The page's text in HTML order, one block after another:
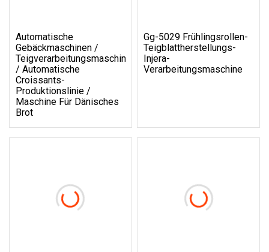
Automatische
Gebäckmaschinen /
Teigverarbeitungsmaschine
/ Automatische
Croissants-
Produktionslinie /
Maschine Für Dänisches
Brot
Gg-5029 Frühlingsrollen-
Teigblattherstellungs-
Injera-
Verarbeitungsmaschine